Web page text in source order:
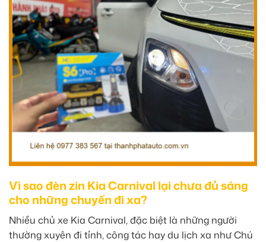
Vì sao đèn zin Kia Carnival lại chưa đủ sáng
cho những chuyến đi xa?
Nhiều chủ xe Kia Carnival, đặc biệt là những người
thường xuyên đi tỉnh, công tác hay du lịch xa như Chú